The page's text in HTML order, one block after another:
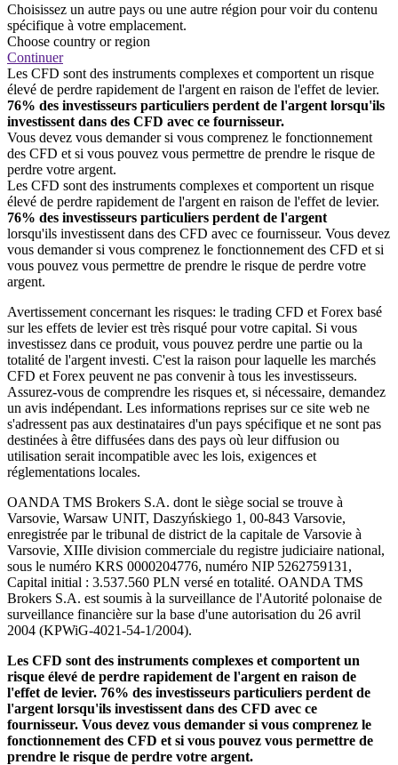
Choisissez un autre pays ou une autre région pour voir du contenu
spécifique à votre emplacement.
Choose country or region
Continuer
Les CFD sont des instruments complexes et comportent un risque
élevé de perdre rapidement de l'argent en raison de l'effet de levier.
76% des investisseurs particuliers perdent de l'argent lorsqu'ils
investissent dans des CFD avec ce fournisseur.
Vous devez vous demander si vous comprenez le fonctionnement
des CFD et si vous pouvez vous permettre de prendre le risque de
perdre votre argent.
Les CFD sont des instruments complexes et comportent un risque
élevé de perdre rapidement de l'argent en raison de l'effet de levier.
76% des investisseurs particuliers perdent de l'argent
lorsqu'ils investissent dans des CFD avec ce fournisseur. Vous devez
vous demander si vous comprenez le fonctionnement des CFD et si
vous pouvez vous permettre de prendre le risque de perdre votre
argent.
Avertissement concernant les risques: le trading CFD et Forex basé
sur les effets de levier est très risqué pour votre capital. Si vous
investissez dans ce produit, vous pouvez perdre une partie ou la
totalité de l'argent investi. C'est la raison pour laquelle les marchés
CFD et Forex peuvent ne pas convenir à tous les investisseurs.
Assurez-vous de comprendre les risques et, si nécessaire, demandez
un avis indépendant. Les informations reprises sur ce site web ne
s'adressent pas aux destinataires d'un pays spécifique et ne sont pas
destinées à être diffusées dans des pays où leur diffusion ou
utilisation serait incompatible avec les lois, exigences et
réglementations locales.
OANDA TMS Brokers S.A. dont le siège social se trouve à
Varsovie, Warsaw UNIT, Daszyńskiego 1, 00-843 Varsovie,
enregistrée par le tribunal de district de la capitale de Varsovie à
Varsovie, XIIIe division commerciale du registre judiciaire national,
sous le numéro KRS 0000204776, numéro NIP 5262759131,
Capital initial : 3.537.560 PLN versé en totalité. OANDA TMS
Brokers S.A. est soumis à la surveillance de l'Autorité polonaise de
surveillance financière sur la base d'une autorisation du 26 avril
2004 (KPWiG-4021-54-1/2004).
Les CFD sont des instruments complexes et comportent un
risque élevé de perdre rapidement de l'argent en raison de
l'effet de levier. 76% des investisseurs particuliers perdent de
l'argent lorsqu'ils investissent dans des CFD avec ce
fournisseur. Vous devez vous demander si vous comprenez le
fonctionnement des CFD et si vous pouvez vous permettre de
prendre le risque de perdre votre argent.